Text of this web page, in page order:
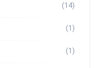
(14)
(1)
(1)